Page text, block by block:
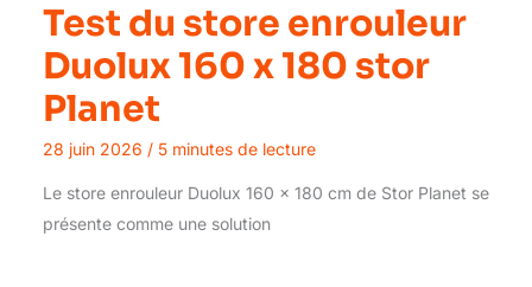
Test du store enrouleur
Duolux 160 x 180 stor
Planet
28 juin 2026 / 5 minutes de lecture
Le store enrouleur Duolux 160 x 180 cm de Stor Planet se
présente comme une solution